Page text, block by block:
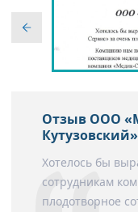
Отзыв ООО
Хотелось бы
сотрудникам
плодотворное